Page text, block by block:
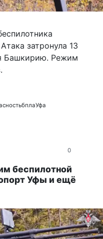
затронула 13
Башкирию. Режим
бплаУфа
0
беспилотной
Уфы и ещё